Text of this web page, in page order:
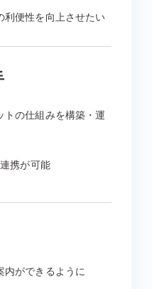
利便性を向上させたい
トの仕組みを構築・運
携が可能
内ができるように